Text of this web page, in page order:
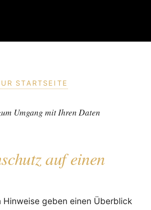
STARTSEITE
Umgang mit Ihren Daten
auf einen
Hinweise geben einen Überblick